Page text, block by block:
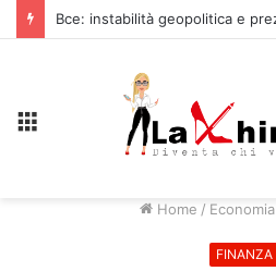
Home / Economia
FINANZA